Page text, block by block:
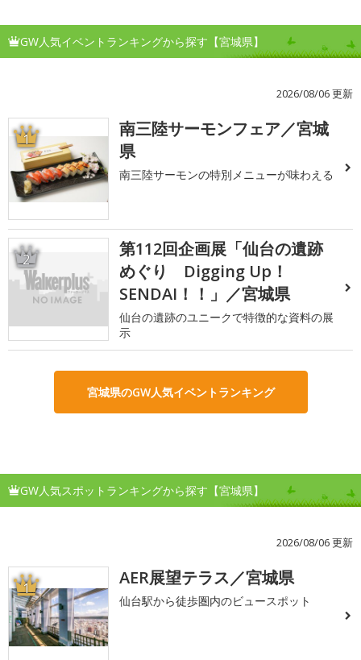
GW人気イベントランキングから探す【宮城県】
2026/08/06 更新
1
南三陸サーモンフェア／宮城
県
南三陸サーモンの特別メニューが味わえる
2
第112回企画展「仙台の遺跡
めぐり Digging Up！
SENDAI！！」／宮城県
仙台の遺跡のユニークで特徴的な資料の展
示
宮城県のGW人気イベントランキング
GW人気スポットランキングから探す【宮城県】
2026/08/06 更新
1 AER展望テラス／宮城県
仙台駅から徒歩圏内のビュースポット